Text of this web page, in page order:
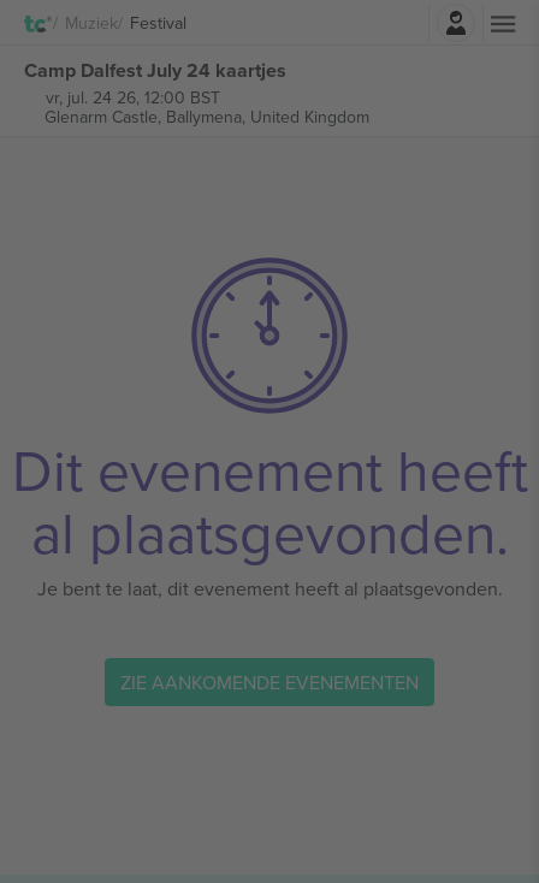
Muziek Festival
Camp Dalfest July 24 kaartjes
vr, jul. 24 26, 12:00 BST
Glenarm Castle, Ballymena, United Kingdom
Dit evenement heeft
al plaatsgevonden.
Je bent te laat, dit evenement heeft al plaatsgevonden.
ZIE AANKOMENDE EVENEMENTEN